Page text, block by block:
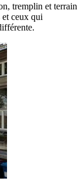
tremplin et terrain
et ceux qui